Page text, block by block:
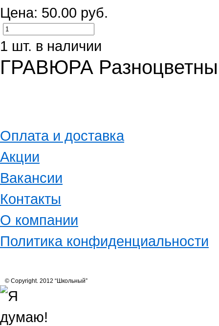
Цена: 50.00 руб.
1 шт. в наличии
ГРАВЮРА
Оплата и доставка
Акции
Вакансии
Контакты
О компании
Политика конфиденциальности
© Copyright. 2012 “Школьный”